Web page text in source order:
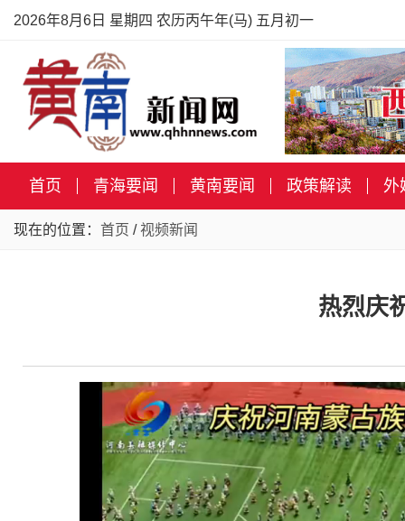
2026年8月6日 星期四 农历丙午年(马) 五月初一
首页 青海要闻 黄南要闻 政策解读 外
现在的位置： 首页 / 视频新闻
热烈庆